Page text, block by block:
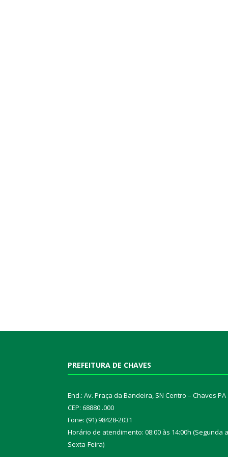
PREFEITURA DE CHAVES
End.: Av. Praça da Bandeira, SN Centro – Chaves PA
CEP: 68880 .000
Fone: (91) 98428-2031
Horário de atendimento: 08:00 às 14:00h (Segunda a
Sexta-Feira)